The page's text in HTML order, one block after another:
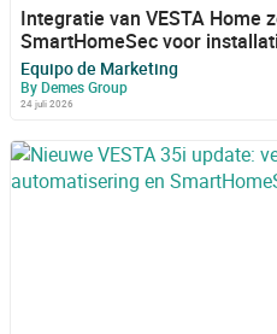
Integratie van VESTA Home
SmartHomeSec voor
Equipo de Marketing
By Demes Group
24 juli 2026